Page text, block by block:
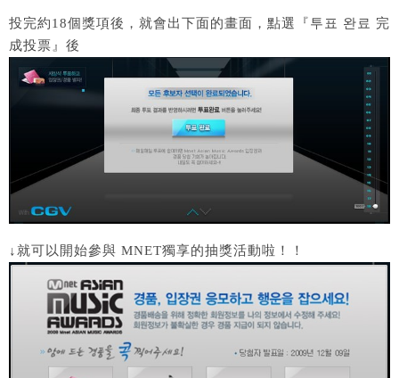
投完約18個獎項後，就會出下面的畫面，點選『투표 완료 完
成投票』後
↓就可以開始參與 MNET獨享的抽獎活動啦！！